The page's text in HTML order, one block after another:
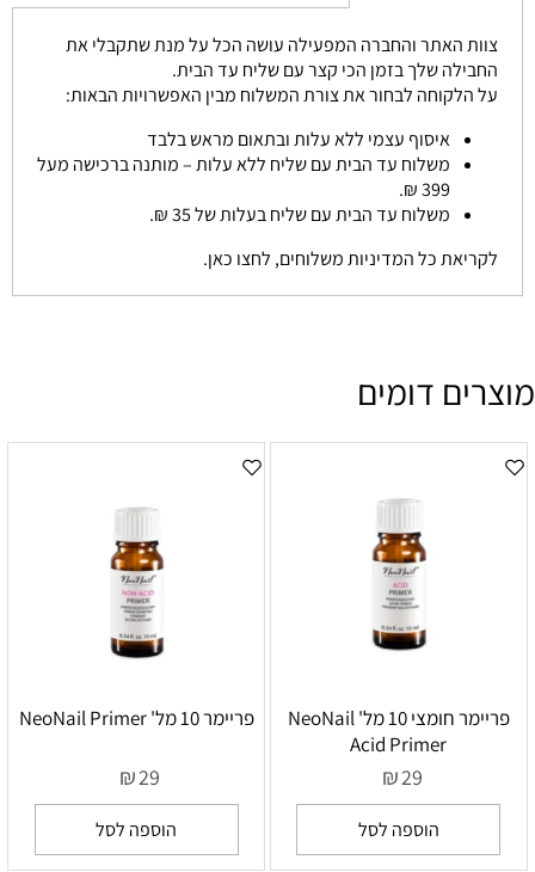
צוות האתר והחברה המפעילה עושה הכל על מנת שתקבלי את
החבילה שלך בזמן הכי קצר עם שליח עד הבית.
על הלקוחה לבחור את צורת המשלוח מבין האפשרויות הבאות:
איסוף עצמי ללא עלות ובתאום מראש בלבד
משלוח עד הבית עם שליח ללא עלות – מותנה ברכישה מעל
399 ₪.
משלוח עד הבית עם שליח בעלות של 35 ₪.
לקריאת כל המדיניות משלוחים, לחצו כאן.
מוצרים דומים
פריימר חומצי 10 מל' NeoNail
Acid Primer
₪29
הוספה לסל
פריימר 10 מל' NeoNail Primer
₪29
הוספה לסל